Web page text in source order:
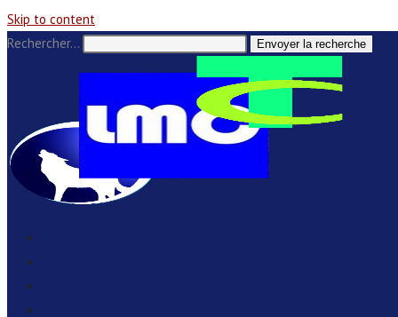
Skip to content
Rechercher…
Envoyer la recherche